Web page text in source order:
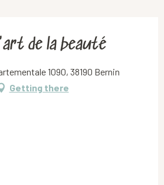
de la beauté
1090, 38190 Bernin
Getting there